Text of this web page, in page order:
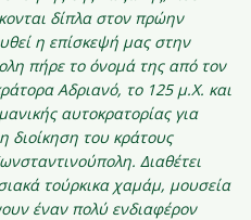
δίπλα στον πρώην
η επίσκεψή μας στην
πήρε το όνομά της από τον
Αδριανό, το 125 μ.Χ. και
αυτοκρατορίας για
διοίκηση του κράτους
Διαθέτει
τούρκικα χαμάμ, μουσεία
έναν πολύ ενδιαφέρον